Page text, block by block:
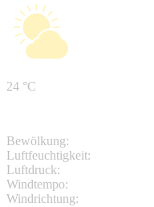
24 °C
Bewölkung:
Luftfeuchtigkeit:
Luftdruck:
Windtempo:
Windrichtung: